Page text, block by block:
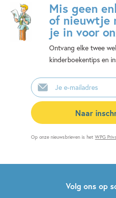
Mis geen
of nieuwtje
je in voor
Ontvang elke twee
kinderboekentips en
E-
mailadres
Naar
Op onze nieuwsbrieven is hetWPG
Volg ons op